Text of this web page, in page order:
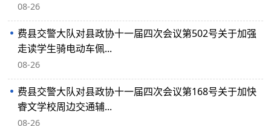
08-26
费县交警大队对县政协十一届四次会议第502号关于加强
走读学生骑电动车佩...
08-26
费县交警大队对县政协十一届四次会议第168号关于加快
睿文学校周边交通辅...
08-26